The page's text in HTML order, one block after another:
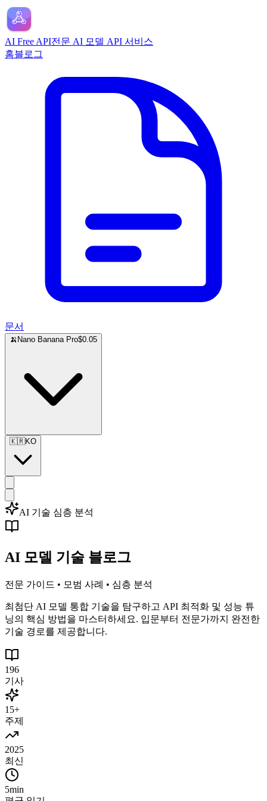
AI Free API전문 AI 모델 API 서비스
홈블로그
문서
🍌 Nano Banana Pro$0.05
🇰🇷KO
AI 기술 심층 분석
AI 모델 기술 블로그
전문 가이드 • 모범 사례 • 심층 분석
최첨단 AI 모델 통합 기술을 탐구하고 API 최적화 및 성능 튜
닝의 핵심 방법을 마스터하세요. 입문부터 전문가까지 완전한
기술 경로를 제공합니다.
196
기사
15+
주제
2025
최신
5min